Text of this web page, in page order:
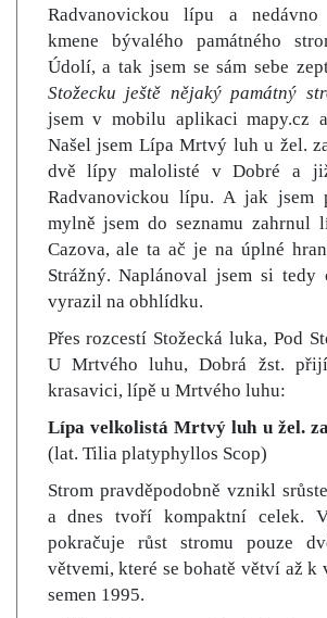
Radvanovickou lípu a
kmene bývalého památného
Údolí, a tak jsem se sám sebe
Stožecku ještě nějaký památný
jsem v mobilu aplikaci mapy.cz
Našel jsem Lípa Mrtvý luh u žel.
dvě lípy malolisté v Dobré a
Radvanovickou lípu. A jak jsem
mylně jsem do seznamu zahrnul
Cazova, ale ta ač je na úplné
Strážný. Naplánoval jsem si tedy
vyrazil na obhlídku.
Přes rozcestí Stožecká luka, Pod
U Mrtvého luhu, Dobrá žst.
krasavici, lípě u Mrtvého luhu:
Lípa velkolistá Mrtvý luh u žel.
(lat. Tilia platyphyllos Scop)
Strom pravděpodobně vznikl
a dnes tvoří kompaktní celek.
pokračuje růst stromu pouze
větvemi, které se bohatě větví až k
semen 1995.